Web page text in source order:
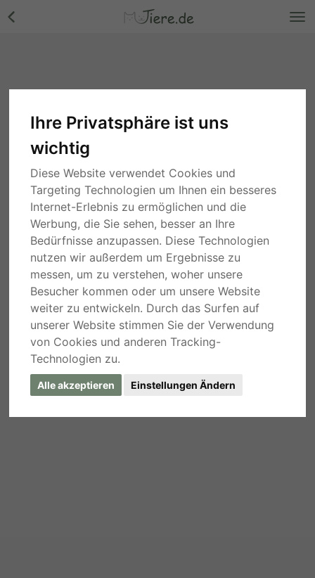
Ihre Privatsphäre ist uns
wichtig
Diese Website verwendet Cookies und
Targeting Technologien um Ihnen ein besseres
Internet-Erlebnis zu ermöglichen und die
Werbung, die Sie sehen, besser an Ihre
Bedürfnisse anzupassen. Diese Technologien
nutzen wir außerdem um Ergebnisse zu
messen, um zu verstehen, woher unsere
Besucher kommen oder um unsere Website
weiter zu entwickeln. Durch das Surfen auf
unserer Website stimmen Sie der Verwendung
von Cookies und anderen Tracking-
Technologien zu.
Alle akzeptieren Einstellungen Ändern